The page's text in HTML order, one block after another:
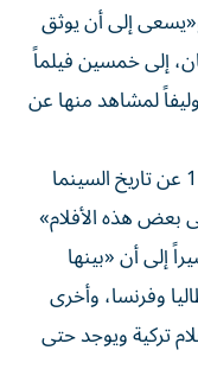
إلى أن يوثق
إلى خمسين فيلماً
لمشاهد منها عن
وأوضح المخرج الذي أصدر كتاباً عام 1997 عن تاريخ السينما
بعض هذه الأفلام»
إلى أن «بينها
وفرنسا، وأخرى
تركية ويوجد حتى